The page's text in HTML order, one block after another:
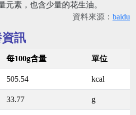
元素，也含少量的花生油。
資料來源： baidu
訊
每100g含量 單位
505.54 kcal
33.77 g